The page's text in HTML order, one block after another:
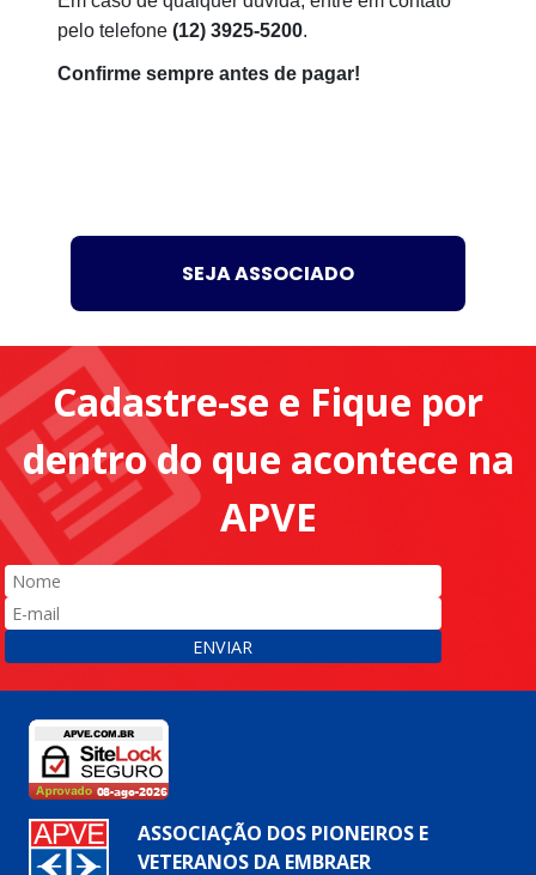
pelo telefone (12) 3925-5200.
Confirme sempre antes de pagar!
SEJA ASSOCIADO
Cadastre-se e Fique por
dentro do que acontece na
APVE
ENVIAR
ASSOCIAÇÃO DOS PIONEIROS E
VETERANOS DA EMBRAER